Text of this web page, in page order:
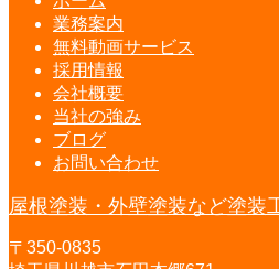
業務案内
無料動画サービス
採用情報
会社概要
当社の強み
ブログ
お問い合わせ
屋根塗装・外壁塗装など塗装
〒350-0835